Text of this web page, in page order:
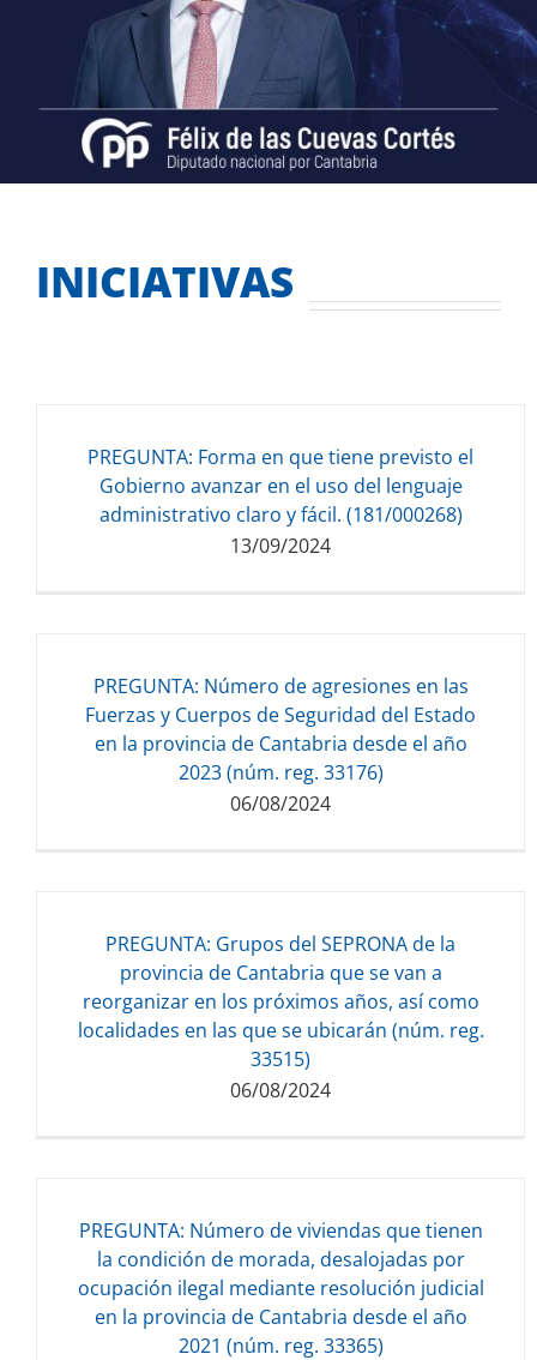
INICIATIVAS
PREGUNTA: Forma en que tiene previsto el
Gobierno avanzar en el uso del lenguaje
administrativo claro y fácil. (181/000268)
13/09/2024
85.81 KB
PREGUNTA: Número de agresiones en las
Fuerzas y Cuerpos de Seguridad del Estado
en la provincia de Cantabria desde el año
2023 (núm. reg. 33176)
06/08/2024
Descarga del documento:
749.80 KB
PREGUNTA: Grupos del SEPRONA de la
provincia de Cantabria que se van a
reorganizar en los próximos años, así como
localidades en las que se ubicarán (núm. reg.
33515)
06/08/2024
Descarga del documento:
730.01 KB
PREGUNTA: Número de viviendas que tienen
la condición de morada, desalojadas por
ocupación ilegal mediante resolución judicial
en la provincia de Cantabria desde el año
2021 (núm. reg. 33365)